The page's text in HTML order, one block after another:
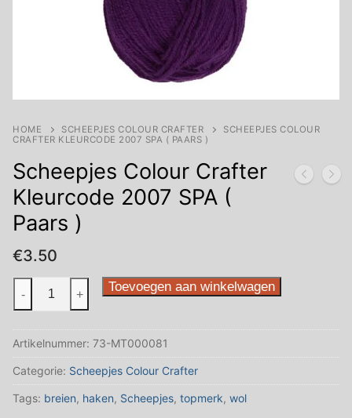
HOME SCHEEPJES COLOUR CRAFTER
SCHEEPJES COLOUR
CRAFTER KLEURCODE 2007 SPA ( PAARS )
Scheepjes Colour Crafter
Kleurcode 2007 SPA (
Paars )
€3.50
Scheepjes
Colour
Kleurcode
2007
(
- + Toevoegen aan winkelwagen
Artikelnummer: 73-MT000081
Categorie: Scheepjes Colour Crafter
Tags: breien, haken, Scheepjes, topmerk, wol